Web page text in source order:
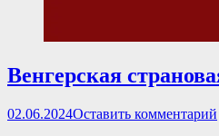
Венгерская
Опубликовано
02.06.2024Оставить комментарий